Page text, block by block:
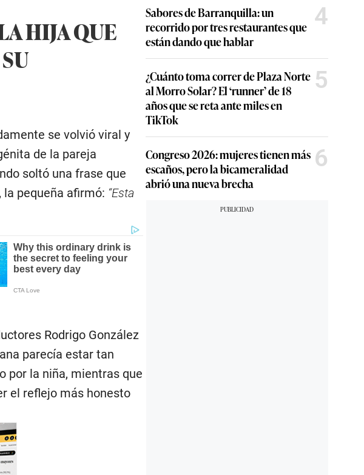
HIJA QUE
se volvió viral y
de la pareja
soltó una frase que
pequeña afirmó: “Esta
Rodrigo González
parecía estar tan
por la niña, mientras que
el reflejo más honesto
Sabores de Barranquilla: un
recorrido por tres restaurantes que
están dando que hablar
4
¿Cuánto toma correr de Plaza Norte
al Morro Solar? El ‘runner’ de 18
años que se reta ante miles en
TikTok
5
Congreso 2026: mujeres tienen más
escaños, pero la bicameralidad
abrió una nueva brecha
6